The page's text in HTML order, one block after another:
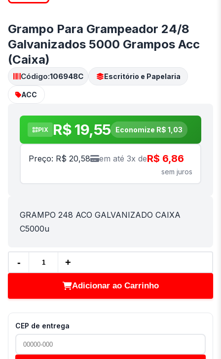
Grampo Para Grampeador 24/8
Galvanizados 5000 Grampos Acc
(Caixa)
Código:106948C Escritório e Papelaria
ACC
PIX R$ 19,55 Economize R$ 1,03
Preço: R$ 20,58 em até 3x deR$ 6,86
sem juros
GRAMPO 248 ACO GALVANIZADO CAIXA
C5000u
- +
Adicionar ao Carrinho
CEP de entrega